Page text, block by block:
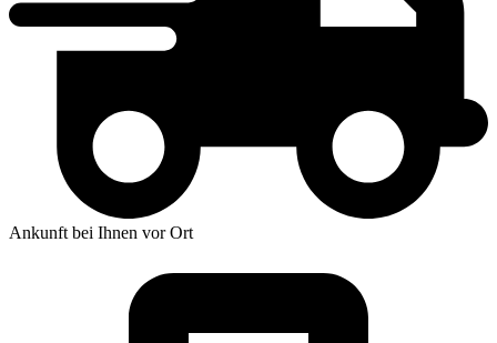
Ankunft bei Ihnen vor Ort